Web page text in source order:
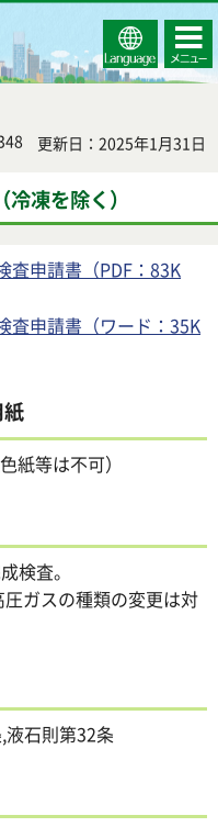
Select
Language
コンテ
ンツメ
ニュー
更新日：2025年1月31日
凍を除く）
査申請書（PDF：83K
査申請書（ワード：35K
紙等は不可）
検査。
ガスの種類の変更は対
石則第32条